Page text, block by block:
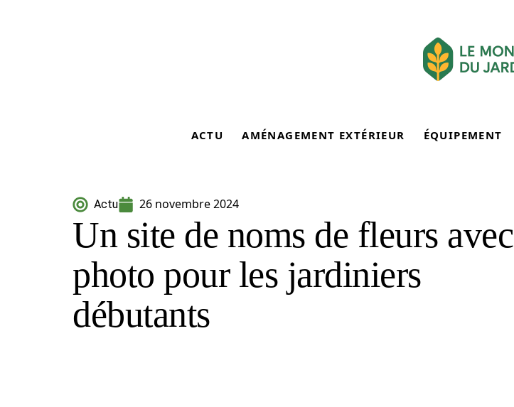
ACTU AMÉNAGEMENT EXTÉRIEUR ÉQUIPEMENT
Actu 26 novembre 2024
Un site de noms de fleurs avec
photo pour les jardiniers
débutants